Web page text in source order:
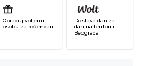
Obraduj voljenu
osobu za rođendan
Dostava dan za
dan na teritoriji
Beograda